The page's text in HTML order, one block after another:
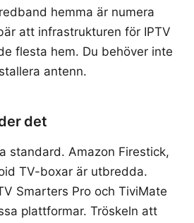
hemma är numera
att infrastrukturen för IPTV
flesta hem. Du behöver inte
antenn.
det
standard. Amazon Firestick,
TV-boxar är utbredda.
Smarters Pro och TiviMate
plattformar. Tröskeln att